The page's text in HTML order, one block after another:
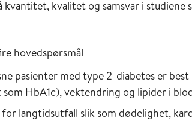
kvalitet og samsvar i studiene
hovedspørsmål
pasienter med type 2-diabetes er
HbA1c), vektendring og lipider i
langtidsutfall slik som dødelighet,